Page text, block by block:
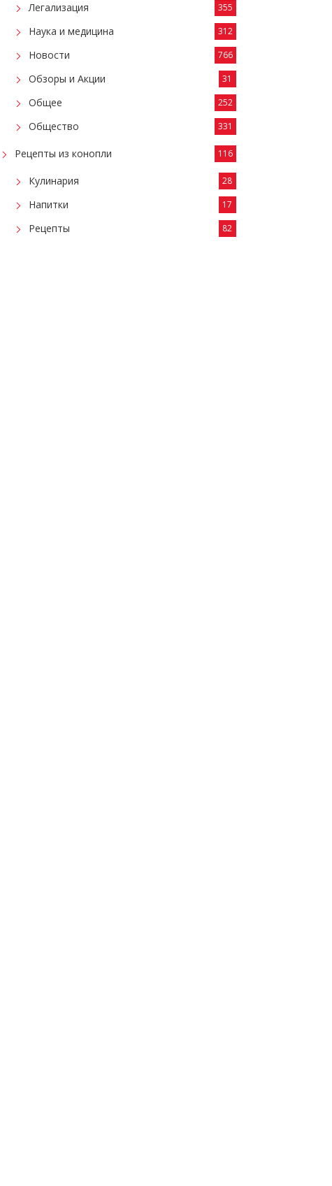
Легализация 355
Наука и медицина 312
Новости 766
Обзоры и Акции 31
Общее 252
Общество 331
Рецепты из конопли 116
Кулинария 28
Напитки 17
Рецепты 82